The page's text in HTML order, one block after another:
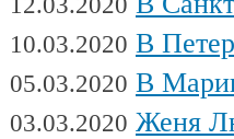
10.03.2020 В
05.03.2020 В
03.03.2020 Женя